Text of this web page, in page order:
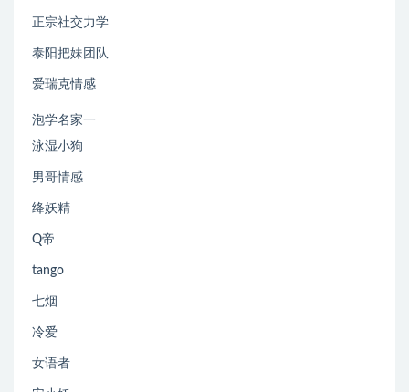
正宗社交力学
泰阳把妹团队
爱瑞克情感
泡学名家一
泳湿小狗
男哥情感
绛妖精
Q帝
tango
七烟
冷爱
女语者